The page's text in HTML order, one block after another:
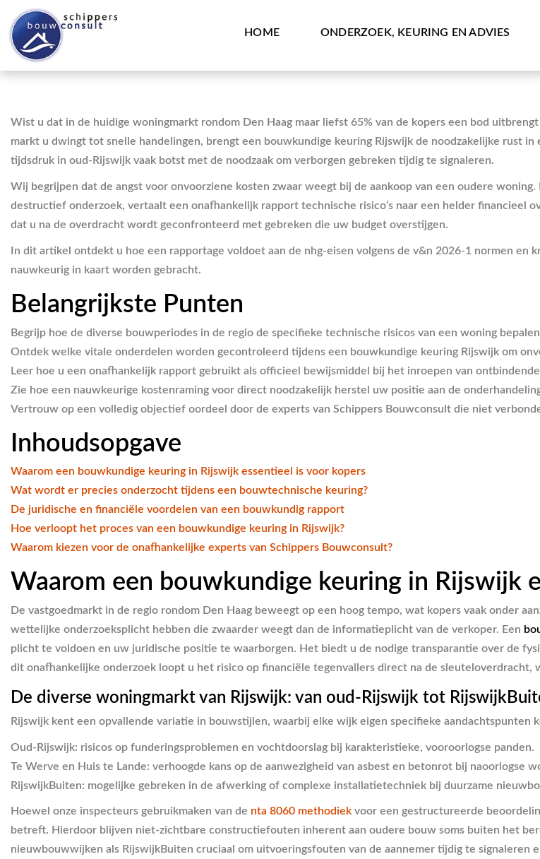
HOME ONDERZOEK, KEURING EN ADVIES
Wist u dat in de huidige woningmarkt rondom Den Haag maar liefst 65% van de kopers een bod
markt u dwingt tot snelle handelingen, brengt een bouwkundige keuring Rijswijk de noodzakelijke rust
tijdsdruk in oud-Rijswijk vaak botst met de noodzaak om verborgen gebreken tijdig te signaleren.
Wij begrijpen dat de angst voor onvoorziene kosten zwaar weegt bij de aankoop van een oudere
destructief onderzoek, vertaalt een onafhankelijk rapport technische risico’s naar een helder
dat u na de overdracht wordt geconfronteerd met gebreken die uw budget overstijgen.
In dit artikel ontdekt u hoe een rapportage voldoet aan de nhg-eisen volgens de v&n 2026-1 normen
nauwkeurig in kaart worden gebracht.
Belangrijkste Punten
Begrijp hoe de diverse bouwperiodes in de regio de specifieke technische risicos van een woning
Ontdek welke vitale onderdelen worden gecontroleerd tijdens een bouwkundige keuring Rijswijk om
Leer hoe u een onafhankelijk rapport gebruikt als officieel bewijsmiddel bij het inroepen van
Zie hoe een nauwkeurige kostenraming voor direct noodzakelijk herstel uw positie aan de
Vertrouw op een volledig objectief oordeel door de experts van Schippers Bouwconsult die niet
Inhoudsopgave
Waarom een bouwkundige keuring in Rijswijk essentieel is voor kopers
Wat wordt er precies onderzocht tijdens een bouwtechnische keuring?
De juridische en financiële voordelen van een bouwkundig rapport
Hoe verloopt het proces van een bouwkundige keuring in Rijswijk?
Waarom kiezen voor de onafhankelijke experts van Schippers Bouwconsult?
Waarom een bouwkundige keuring in Rijswijk
De vastgoedmarkt in de regio rondom Den Haag beweegt op een hoog tempo, wat kopers vaak onder
wettelijke onderzoeksplicht hebben die zwaarder weegt dan de informatieplicht van de verkoper. Een
plicht te voldoen en uw juridische positie te waarborgen. Het biedt u de nodige transparantie over de
dit onafhankelijke onderzoek loopt u het risico op financiële tegenvallers direct na de sleuteloverdracht,
De diverse woningmarkt van Rijswijk: van oud-Rijswijk tot
Rijswijk kent een opvallende variatie in bouwstijlen, waarbij elke wijk eigen specifieke aandachtspunten
Oud-Rijswijk: risicos op funderingsproblemen en vochtdoorslag bij karakteristieke, vooroorlogse panden.
Te Werve en Huis te Lande: verhoogde kans op de aanwezigheid van asbest en betonrot bij naoorlogse
RijswijkBuiten: mogelijke gebreken in de afwerking of complexe installatietechniek bij duurzame
Hoewel onze inspecteurs gebruikmaken van de nta 8060 methodiek voor een gestructureerde
betreft. Hierdoor blijven niet-zichtbare constructiefouten inherent aan oudere bouw soms buiten het
nieuwbouwwijken als RijswijkBuiten cruciaal om uitvoeringsfouten van de aannemer tijdig te signaleren